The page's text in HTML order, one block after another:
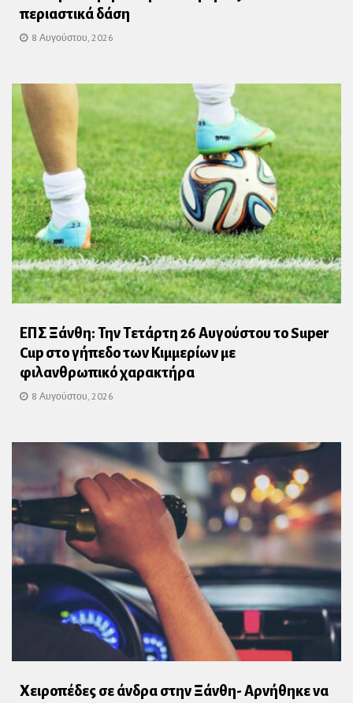
περιαστικά δάση
8 Αυγούστου, 2026
ΕΠΣ Ξάνθη: Την Τετάρτη 26 Αυγούστου το Super
Cup στο γήπεδο των Κιμμερίων με
φιλανθρωπικό χαρακτήρα
8 Αυγούστου, 2026
Χειροπέδες σε άνδρα στην Ξάνθη- Αρνήθηκε να